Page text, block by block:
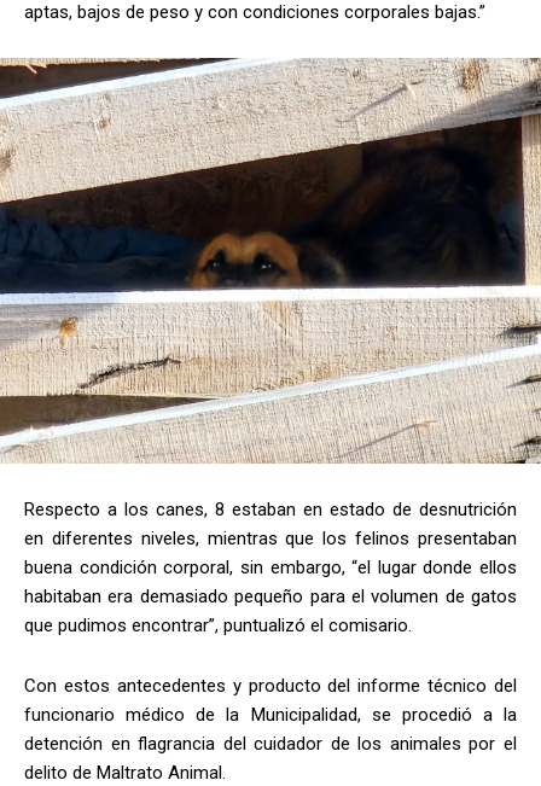
aptas, bajos de peso y con condiciones corporales bajas.”
Respecto a los canes, 8 estaban en estado de desnutrición
en diferentes niveles, mientras que los felinos presentaban
buena condición corporal, sin embargo, “el lugar donde ellos
habitaban era demasiado pequeño para el volumen de gatos
que pudimos encontrar”, puntualizó el comisario.
Con estos antecedentes y producto del informe técnico del
funcionario médico de la Municipalidad, se procedió a la
detención en flagrancia del cuidador de los animales por el
delito de Maltrato Animal.